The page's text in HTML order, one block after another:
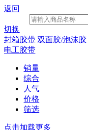
返回
切换
封箱胶带 双面胶/泡沫胶
电工胶带
销量
综合
人气
价格
筛选
点击加载更多